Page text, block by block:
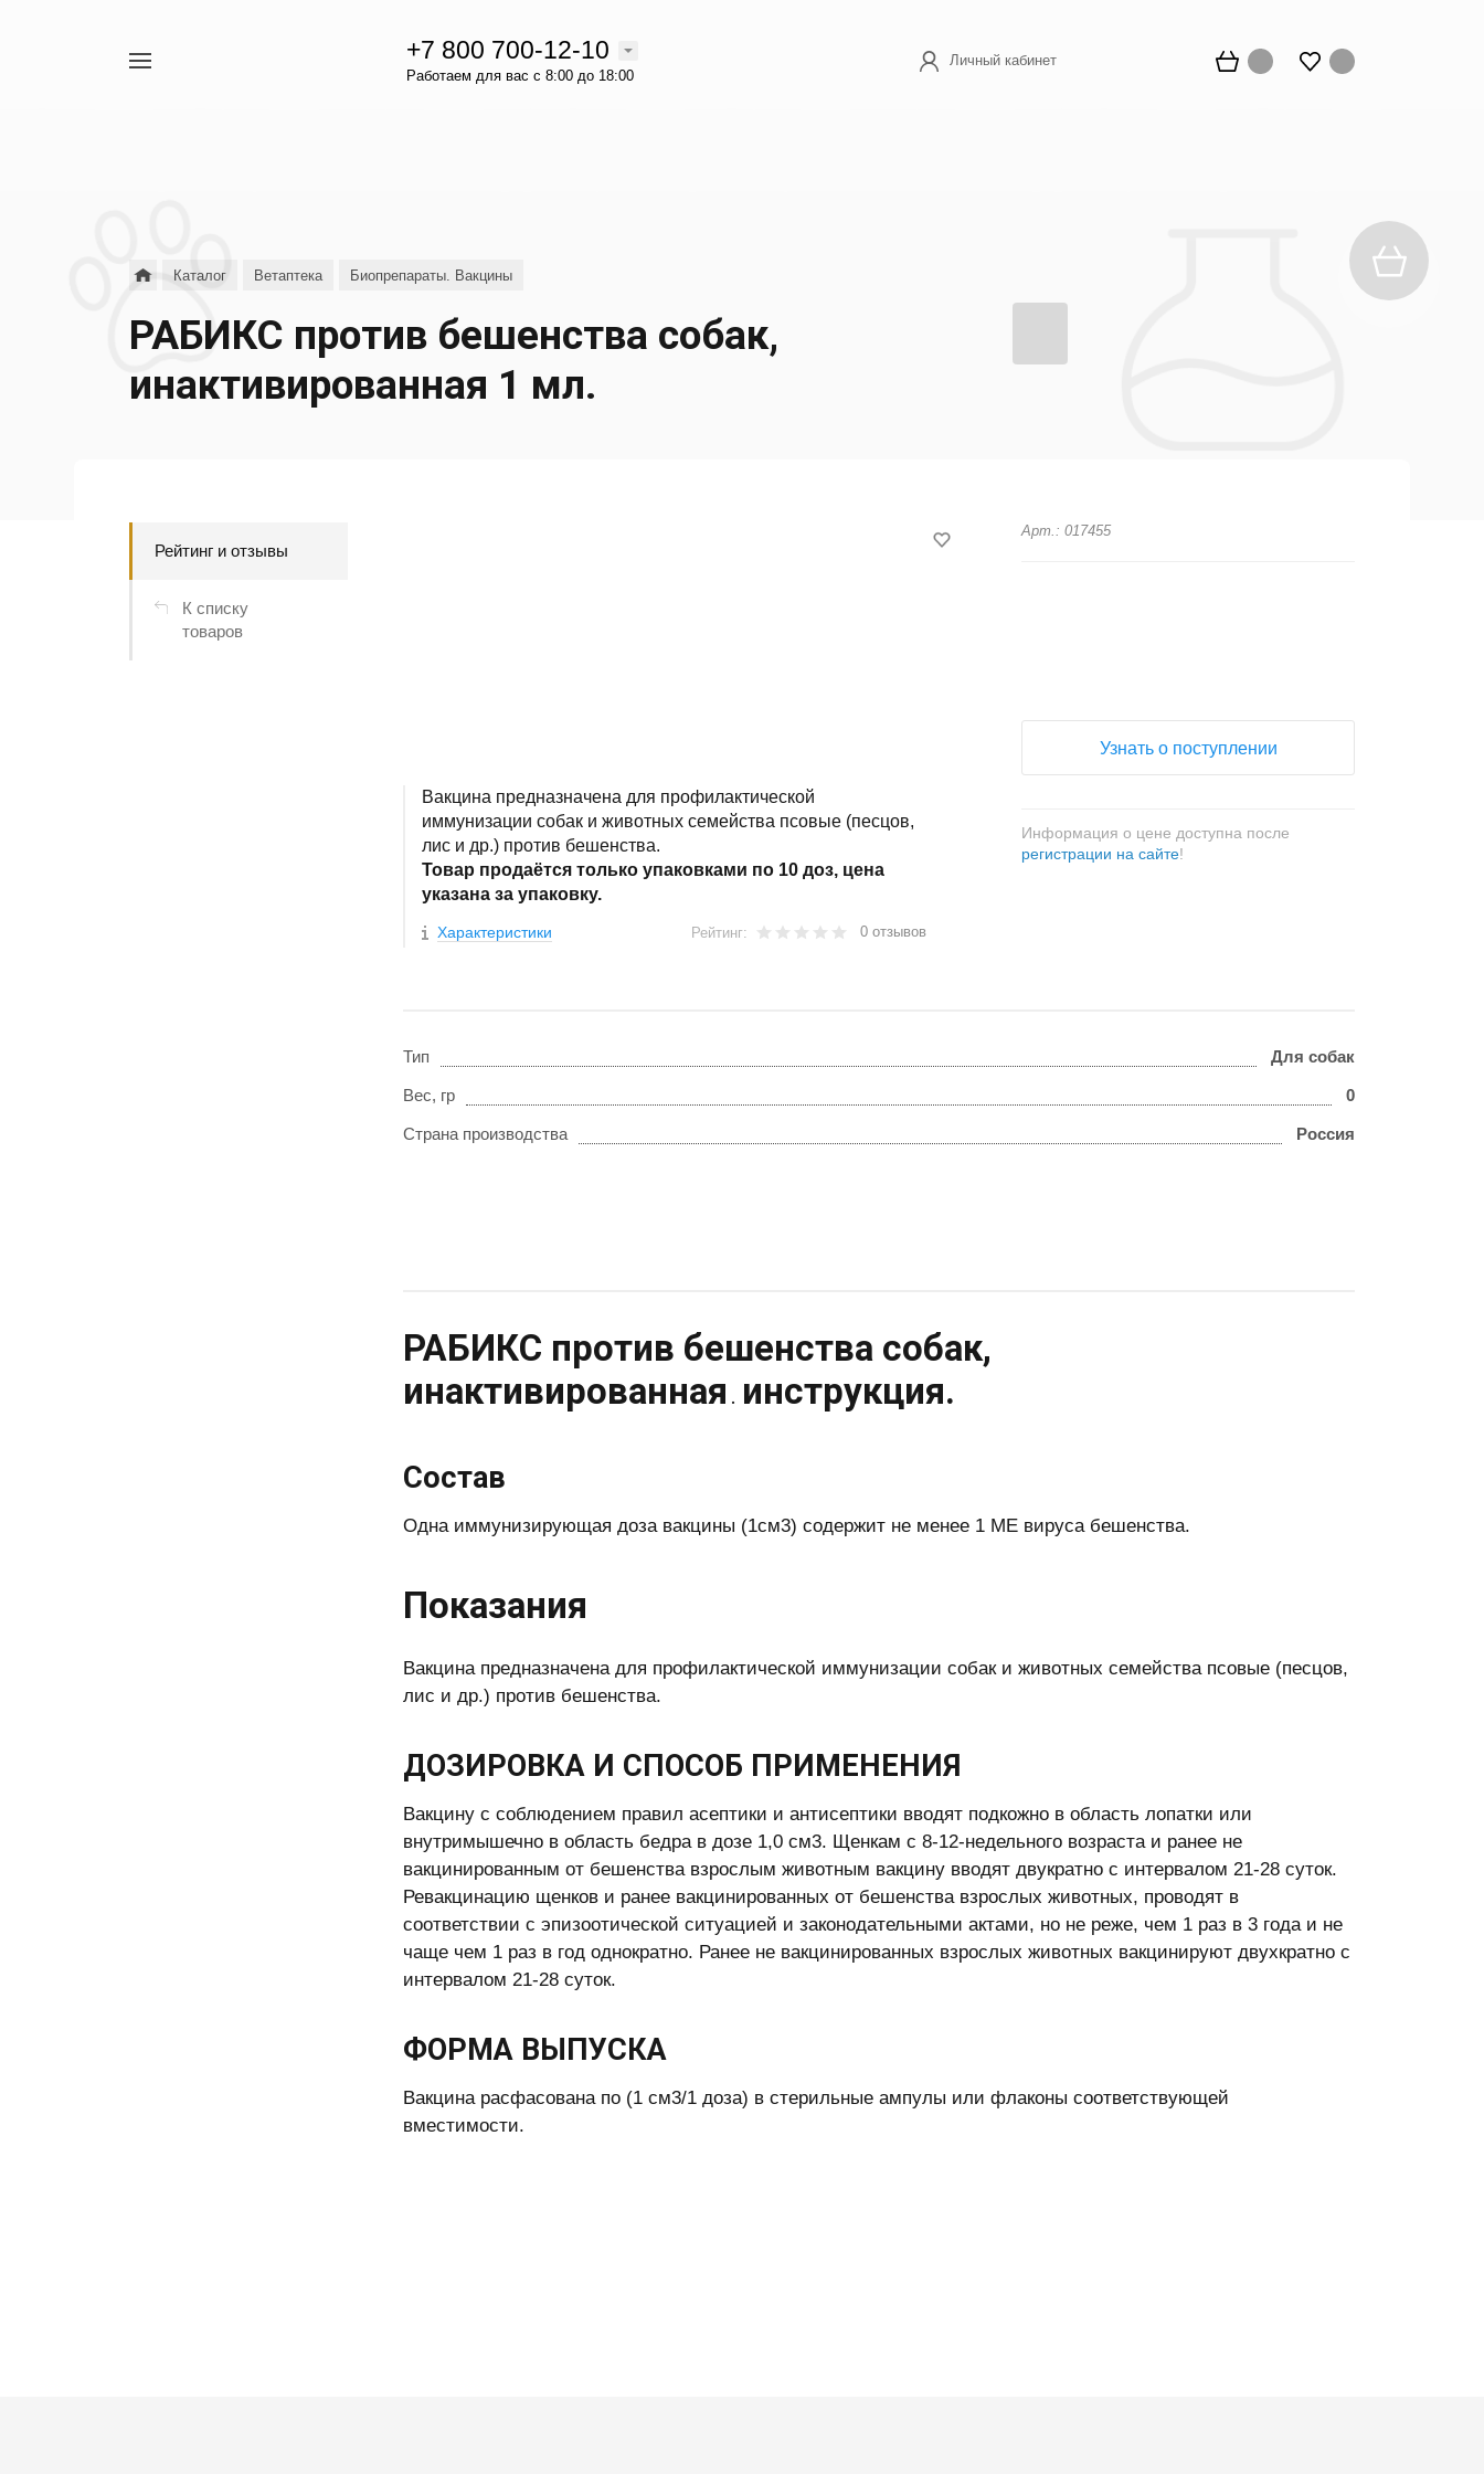
+7 800 700-12-10
Работаем для вас с 8:00 до 18:00
Личный кабинет
Каталог Ветаптека Биопрепараты. Вакцины
РАБИКС против бешенства собак,
инактивированная 1 мл.
Рейтинг и отзывы
К списку
товаров
Вакцина предназначена для профилактической
иммунизации собак и животных семейства псовые (песцов,
лис и др.) против бешенства.
Товар продаётся только упаковками по 10 доз, цена
указана за упаковку.
Характеристики Рейтинг: 0 отзывов
Арт.: 017455
Узнать о поступлении
Информация о цене доступна после
регистрации на сайте!
Тип Для собак
Вес, гр 0
Страна производства Россия
РАБИКС против бешенства собак,
инактивированная . инструкция.
Состав
Одна иммунизирующая доза вакцины (1см3) содержит не менее 1 МЕ вируса бешенства.
Показания
Вакцина предназначена для профилактической иммунизации собак и животных семейства псовые (песцов,
лис и др.) против бешенства.
ДОЗИРОВКА И СПОСОБ ПРИМЕНЕНИЯ
Вакцину с соблюдением правил асептики и антисептики вводят подкожно в область лопатки или
внутримышечно в область бедра в дозе 1,0 см3. Щенкам с 8-12-недельного возраста и ранее не
вакцинированным от бешенства взрослым животным вакцину вводят двукратно с интервалом 21-28 суток.
Ревакцинацию щенков и ранее вакцинированных от бешенства взрослых животных, проводят в
соответствии с эпизоотической ситуацией и законодательными актами, но не реже, чем 1 раз в 3 года и не
чаще чем 1 раз в год однократно. Ранее не вакцинированных взрослых животных вакцинируют двухкратно с
интервалом 21-28 суток.
ФОРМА ВЫПУСКА
Вакцина расфасована по (1 см3/1 доза) в стерильные ампулы или флаконы соответствующей
вместимости.